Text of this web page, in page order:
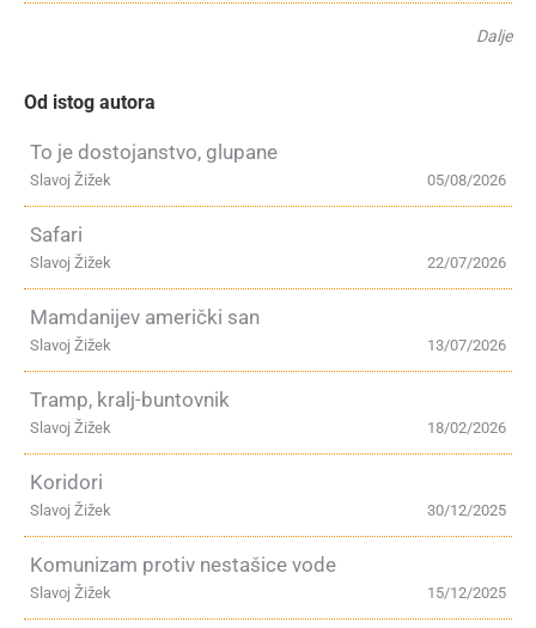
Dalje
Od istog autora
To je dostojanstvo, glupane
05/08/2026
Slavoj Žižek
Safari
22/07/2026
Slavoj Žižek
Mamdanijev američki san
13/07/2026
Slavoj Žižek
Tramp, kralj-buntovnik
18/02/2026
Slavoj Žižek
Koridori
30/12/2025
Slavoj Žižek
Komunizam protiv nestašice vode
15/12/2025
Slavoj Žižek